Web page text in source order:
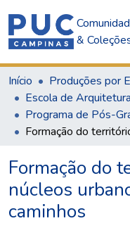
&
Início
Produções por
Formação do
núcleos
caminhos